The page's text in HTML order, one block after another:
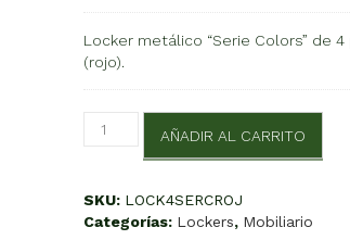
Locker metálico “Serie Colors” de
(rojo).
Locker
Puertas
C
cantidad
AÑADIR AL CARRITO
SKU: LOCK4SERCROJ
Categorías: Lockers, Mobiliario